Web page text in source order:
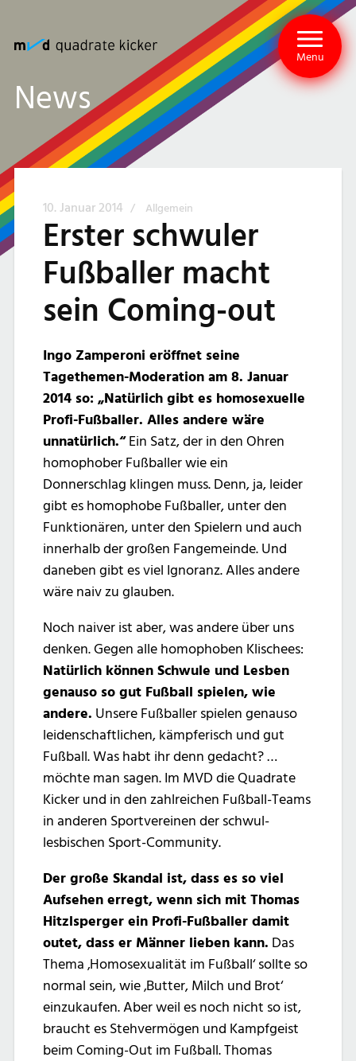
Menu
News
10. Januar 2014 / Allgemein
Erster schwuler
Fußballer macht
sein Coming-out
Ingo Zamperoni eröffnet seine
Tagethemen-Moderation am 8. Januar
2014 so: „Natürlich gibt es homosexuelle
Profi-Fußballer. Alles andere wäre
unnatürlich.“Ein Satz, der in den Ohren
homophober Fußballer wie ein
Donnerschlag klingen muss. Denn, ja, leider
gibt es homophobe Fußballer, unter den
Funktionären, unter den Spielern und auch
innerhalb der großen Fangemeinde. Und
daneben gibt es viel Ignoranz. Alles andere
wäre naiv zu glauben.
Noch naiver ist aber, was andere über uns
denken. Gegen alle homophoben Klischees:
Natürlich können Schwule und Lesben
genauso so gut Fußball spielen, wie
andere. Unsere Fußballer spielen genauso
leidenschaftlichen, kämpferisch und gut
Fußball. Was habt ihr denn gedacht? …
möchte man sagen. Im MVD die Quadrate
Kicker und in den zahlreichen Fußball-Teams
in anderen Sportvereinen der schwul-
lesbischen Sport-Community.
Der große Skandal ist, dass es so viel
Aufsehen erregt, wenn sich mit Thomas
Hitzlsperger ein Profi-Fußballer damit
outet, dass er Männer lieben kann. Das
Thema ‚Homosexualität im Fußball‘ sollte so
normal sein, wie ‚Butter, Milch und Brot‘
einzukaufen. Aber weil es noch nicht so ist,
braucht es Stehvermögen und Kampfgeist
beim Coming-Out im Fußball. Thomas